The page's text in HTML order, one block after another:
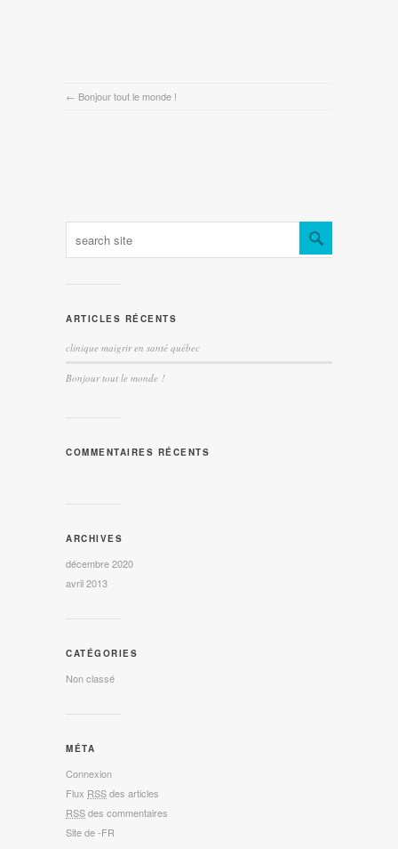
← Bonjour tout le monde !
ARTICLES RÉCENTS
clinique maigrir en santé québec
Bonjour tout le monde !
COMMENTAIRES RÉCENTS
ARCHIVES
décembre 2020
avril 2013
CATÉGORIES
Non classé
MÉTA
Connexion
Flux RSSdes articles
RSSdes commentaires
Site de -FR